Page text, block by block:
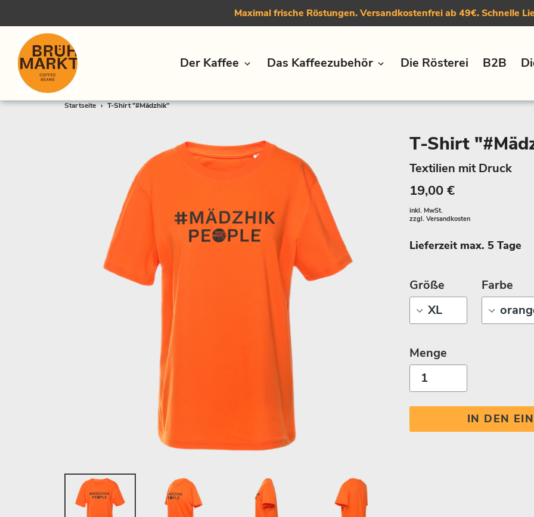
Direkt
Maximal frische Röstungen. Versandkostenfrei ab 49€. Schnelle
Der Kaffee Das Kaffeezubehör Die Rösterei B2B
Startseite › T-Shirt "#Mädzhik"
T-Shirt
Textilien mit Druck
19,00 €
inkl. MwSt.
zzgl. Versandkosten
Lieferzeit max. 5 Tage
Größe Farbe
Menge
IN DEN